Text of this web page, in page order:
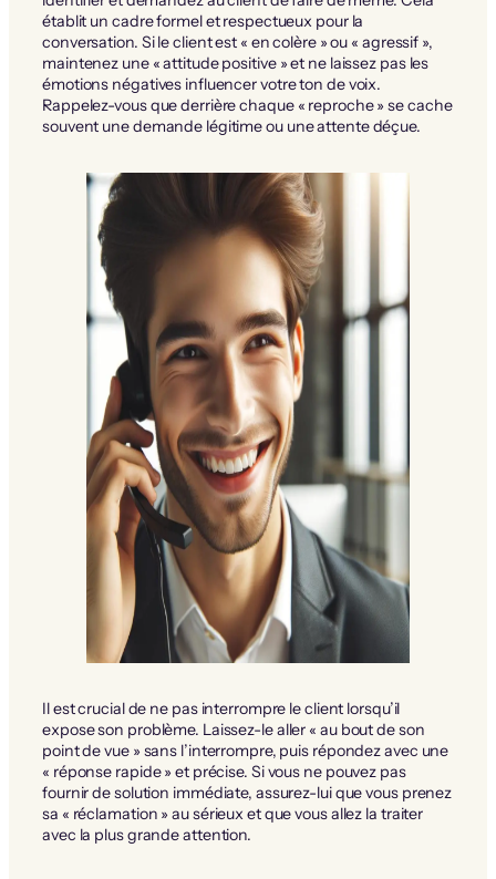
établit un cadre formel et respectueux pour la
conversation. Si le client est « en colère » ou « agressif »,
maintenez une « attitude positive » et ne laissez pas les
émotions négatives influencer votre ton de voix.
Rappelez-vous que derrière chaque « reproche » se cache
souvent une demande légitime ou une attente déçue.
Il est crucial de ne pas interrompre le client lorsqu’il
expose son problème. Laissez-le aller « au bout de son
point de vue » sans l’interrompre, puis répondez avec une
« réponse rapide » et précise. Si vous ne pouvez pas
fournir de solution immédiate, assurez-lui que vous prenez
sa « réclamation » au sérieux et que vous allez la traiter
avec la plus grande attention.